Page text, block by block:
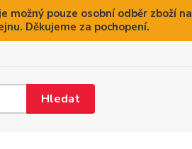
pouze osobní odběr zboží
Děkujeme za pochopení.
Hledat